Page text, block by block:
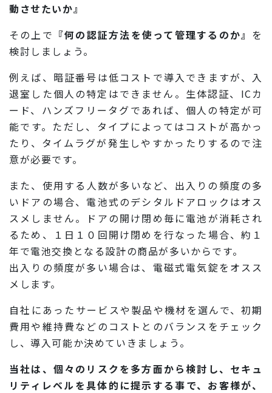
動させたいか』
その上で 『何の認証方法を使って管理するのか』 を
検討しましょう。
例えば、暗証番号は低コストで導入できますが、入
退室した個人の特定はできません。生体認証、ICカ
ード、ハンズフリータグであれば、個人の特定が可
能です。ただし、タイプによってはコストが高かっ
たり、タイムラグが発生しやすかったりするので注
意が必要です。
また、使用する人数が多いなど、出入りの頻度の多
いドアの場合、電池式のデシタルドアロックはオス
スメしません。ドアの開け閉め毎に電池が消耗され
るため、１日１０回開け閉めを行なった場合、約１
年で電池交換となる設計の商品が多いからです。
出入りの頻度が多い場合は、電磁式電気錠をオスス
メします。
自社にあったサービスや製品や機材を選んで、初期
費用や維持費などのコストとのバランスをチェック
し、導入可能か決めていきましょう。
当社は、個々のリスクを多方面から検討し、セキュ
リティレベルを具体的に提示する事で、お客様が、